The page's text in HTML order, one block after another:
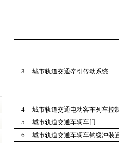
3 城市轨道交通牵引传动系统
4
城市轨道交通电动客车列车控
5
城市轨道交通车辆车门
6
城市轨道交通车辆车钩缓冲装